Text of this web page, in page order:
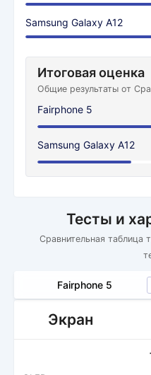
Samsung Galaxy A12
Итоговая оценка
Общие результаты от
Fairphone 5
Samsung Galaxy A12
Тесты и
Сравнительная таблица
Fairphone 5
Экран